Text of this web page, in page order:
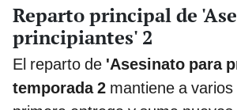
Reparto principal de
principiantes' 2
El reparto de 'Asesinato para
temporada 2 mantiene a